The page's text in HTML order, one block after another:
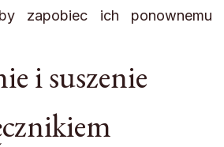
zapobiec ich ponownemu
i suszenie